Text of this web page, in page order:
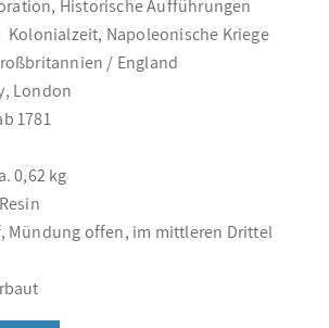
Historische Aufführungen
Kolonialzeit, Napoleonische Kriege
/ England
London
1781
0,62 kg
Mündung offen, im mittleren Drittel